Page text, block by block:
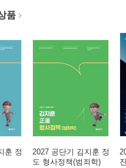
도
업훈련
처우
의 종료와 사망
사회적 처우와 사회 내 처우
품
훈 정
2027 공단기 김지훈 정
도 형사정책(범죄학)